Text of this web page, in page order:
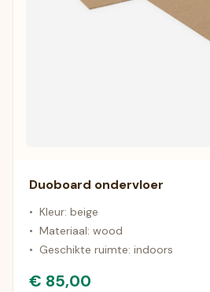
Duoboard ondervloer
• Kleur: beige
• Materiaal: wood
• Geschikte ruimte: indoors
€ 85,00